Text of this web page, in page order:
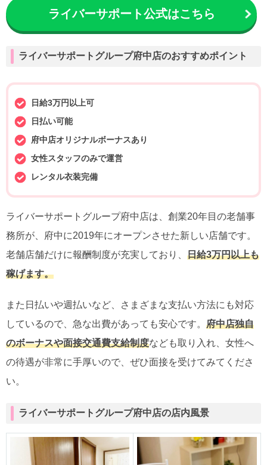
ライバーサポート公式はこちら
ライバーサポートグループ府中店のおすすめポイント
日給3万円以上可
日払い可能
府中店オリジナルボーナスあり
女性スタッフのみで運営
レンタル衣装完備
ライバーサポートグループ府中店は、創業20年目の老舗事
務所が、府中に2019年にオープンさせた新しい店舗です。
老舗店舗だけに報酬制度が充実しており、 日給3万円以上も
稼げます。
また日払いや週払いなど、さまざまな支払い方法にも対応
しているので、急な出費があっても安心です。 府中店独自
のボーナスや面接交通費支給制度なども取り入れ、女性へ
の待遇が非常に手厚いので、ぜひ面接を受けてみてくださ
い。
ライバーサポートグループ府中店の店内風景